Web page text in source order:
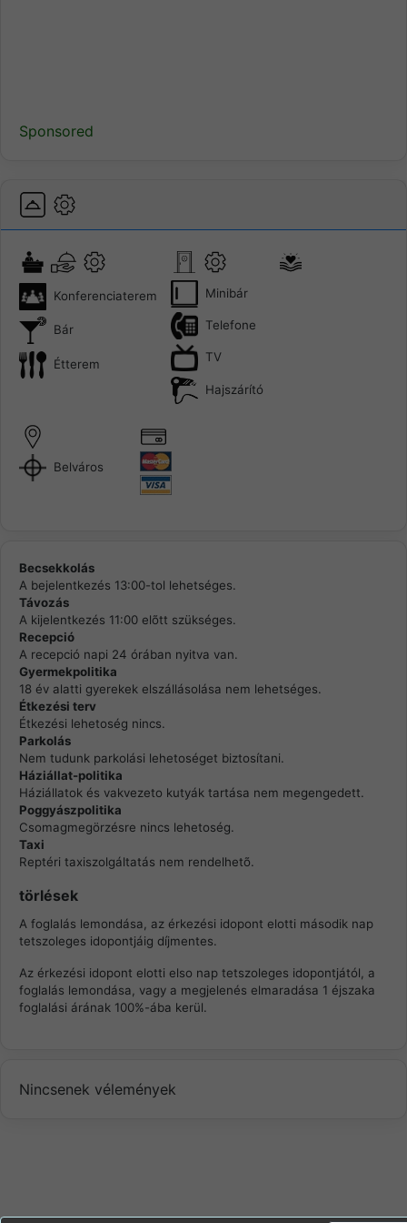
Sponsored
Konferenciaterem
Bár
Étterem
Minibár
Telefone
TV
Hajszárító
Belváros
Becsekkolás
A bejelentkezés 13:00-tol lehetséges.
Távozás
A kijelentkezés 11:00 elõtt szükséges.
Recepció
A recepció napi 24 órában nyitva van.
Gyermekpolitika
18 év alatti gyerekek elszállásolása nem lehetséges.
Étkezési terv
Étkezési lehetoség nincs.
Parkolás
Nem tudunk parkolási lehetoséget biztosítani.
Háziállat-politika
Háziállatok és vakvezeto kutyák tartása nem megengedett.
Poggyászpolitika
Csomagmegörzésre nincs lehetoség.
Taxi
Reptéri taxiszolgáltatás nem rendelhetõ.
törlések
A foglalás lemondása, az érkezési idopont elotti második nap
tetszoleges idopontjáig díjmentes.
Az érkezési idopont elotti elso nap tetszoleges idopontjától, a
foglalás lemondása, vagy a megjelenés elmaradása 1 éjszaka
foglalási árának 100%-ába kerül.
Nincsenek vélemények